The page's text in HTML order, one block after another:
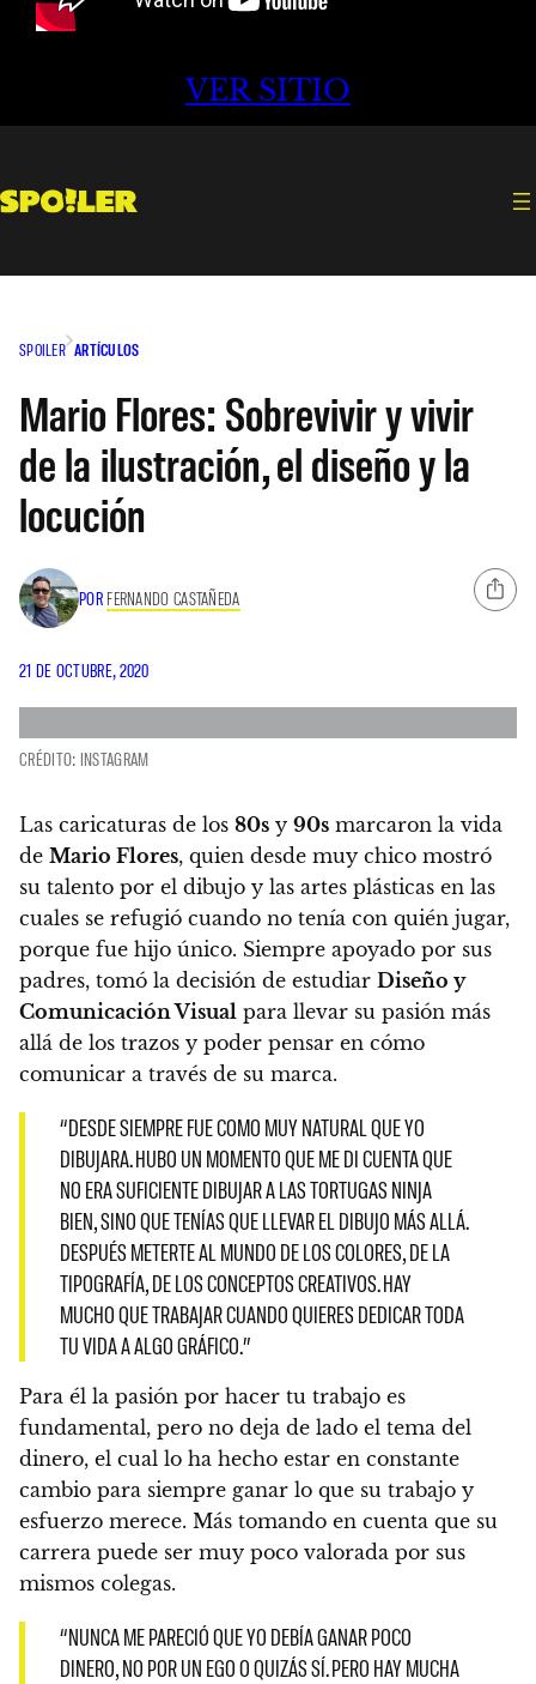
VER SITIO
SPOILER ARTÍCULOS
Mario Flores: Sobrevivir y vivir
de la ilustración, el diseño y la
locución
POR FERNANDO CASTAÑEDA
21 DE OCTUBRE, 2020
CRÉDITO: INSTAGRAM
Las caricaturas de los 80s y 90s marcaron la vida
de Mario Flores, quien desde muy chico mostró
su talento por el dibujo y las artes plásticas en las
cuales se refugió cuando no tenía con quién jugar,
porque fue hijo único. Siempre apoyado por sus
padres, tomó la decisión de estudiar Diseño y
Comunicación Visual para llevar su pasión más
allá de los trazos y poder pensar en cómo
comunicar a través de su marca.
“DESDE SIEMPRE FUE COMO MUY NATURAL QUE YO
DIBUJARA. HUBO UN MOMENTO QUE ME DI CUENTA QUE
NO ERA SUFICIENTE DIBUJAR A LAS TORTUGAS NINJA
BIEN, SINO QUE TENÍAS QUE LLEVAR EL DIBUJO MÁS ALLÁ.
DESPUÉS METERTE AL MUNDO DE LOS COLORES, DE LA
TIPOGRAFÍA, DE LOS CONCEPTOS CREATIVOS. HAY
MUCHO QUE TRABAJAR CUANDO QUIERES DEDICAR TODA
TU VIDA A ALGO GRÁFICO.”
Para él la pasión por hacer tu trabajo es
fundamental, pero no deja de lado el tema del
dinero, el cual lo ha hecho estar en constante
cambio para siempre ganar lo que su trabajo y
esfuerzo merece. Más tomando en cuenta que su
carrera puede ser muy poco valorada por sus
mismos colegas.
“NUNCA ME PARECIÓ QUE YO DEBÍA GANAR POCO
DINERO, NO POR UN EGO O QUIZÁS SÍ. PERO HAY MUCHA